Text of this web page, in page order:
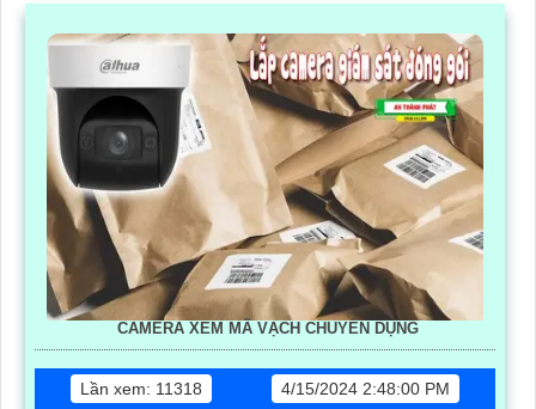
CAMERA XEM MÃ VẠCH CHUYÊN DỤNG
Lần xem: 11318
4/15/2024 2:48:00 PM